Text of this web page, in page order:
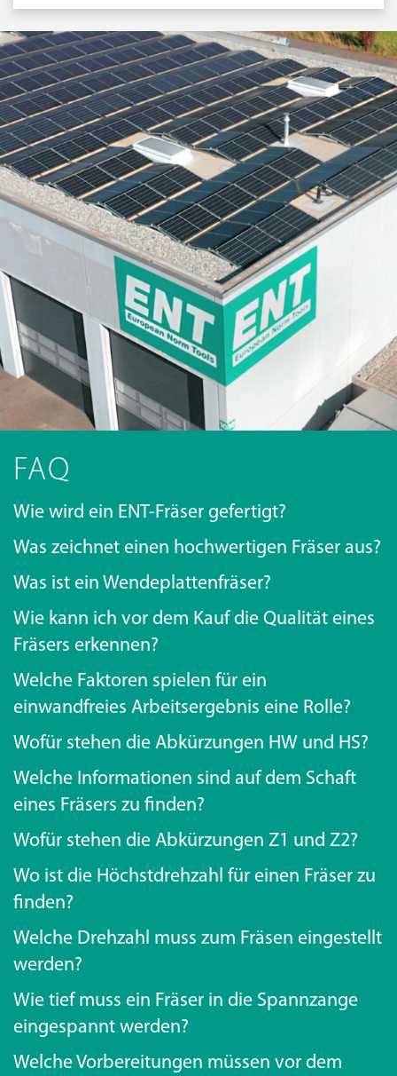
FAQ
Wie wird ein ENT-Fräser gefertigt?
Was zeichnet einen hochwertigen Fräser aus?
Was ist ein Wendeplattenfräser?
Wie kann ich vor dem Kauf die Qualität eines
Fräsers erkennen?
Welche Faktoren spielen für ein
einwandfreies Arbeitsergebnis eine Rolle?
Wofür stehen die Abkürzungen HW und HS?
Welche Informationen sind auf dem Schaft
eines Fräsers zu finden?
Wofür stehen die Abkürzungen Z1 und Z2?
Wo ist die Höchstdrehzahl für einen Fräser zu
finden?
Welche Drehzahl muss zum Fräsen eingestellt
werden?
Wie tief muss ein Fräser in die Spannzange
eingespannt werden?
Welche Vorbereitungen müssen vor dem